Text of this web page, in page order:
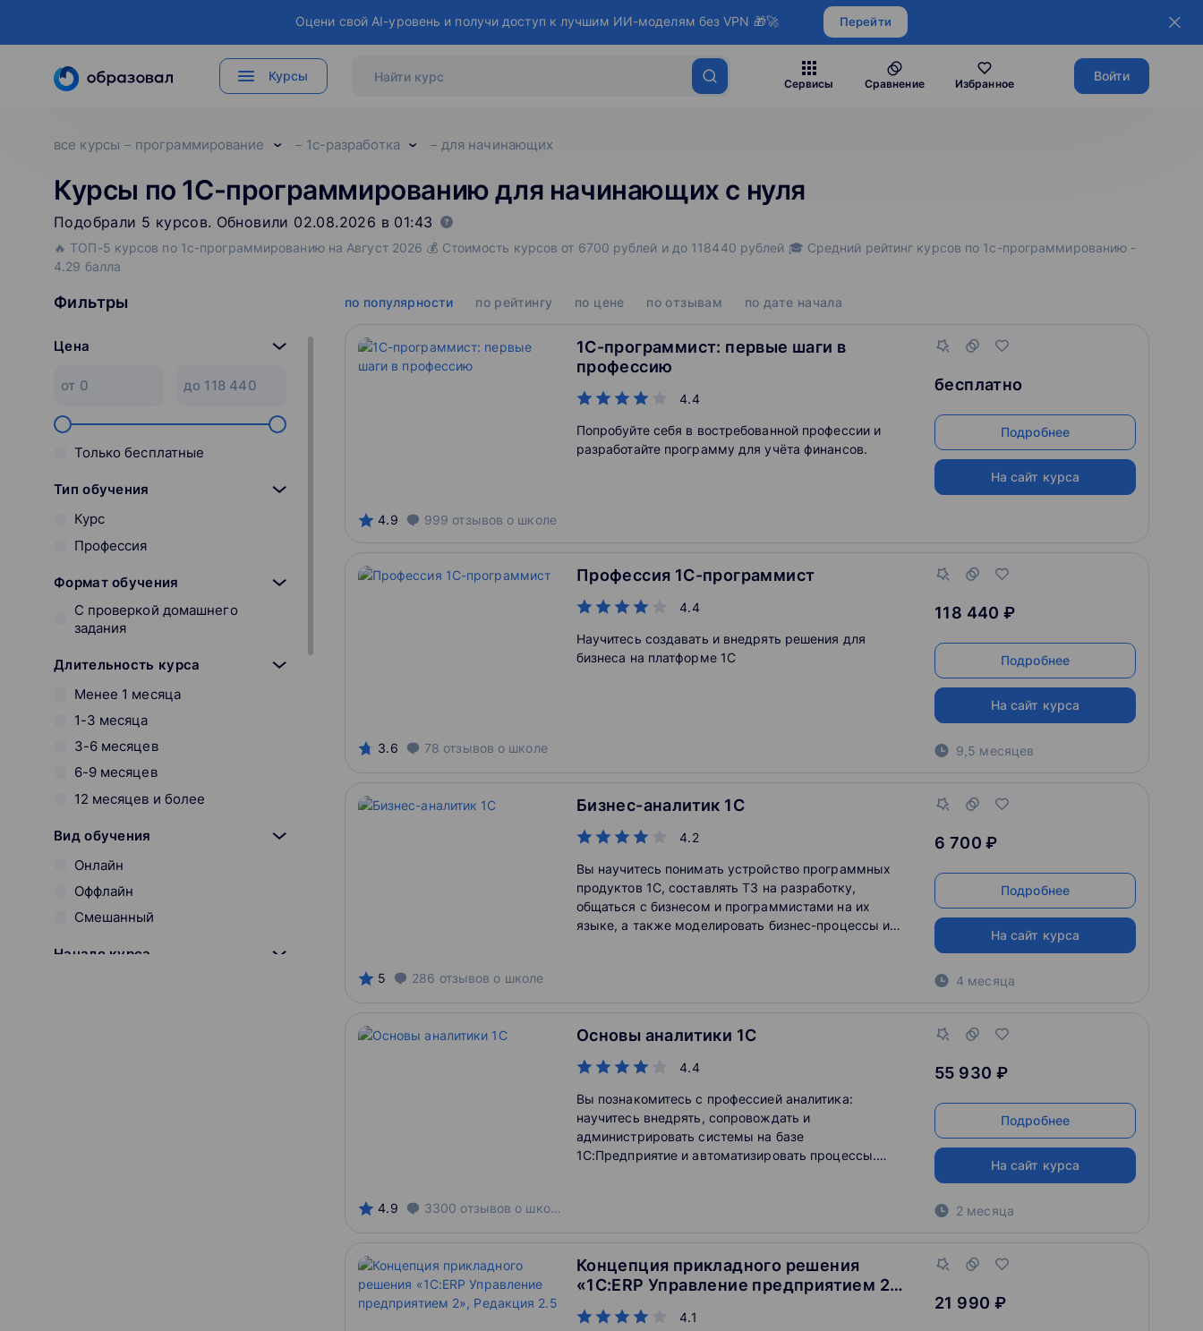
Оцени свой AI-уровень и получи доступ к лучшим ИИ-моделям без VPN 🎁🚀 Перейти
Курсы
Сервисы Сравнение Избранное
Войти
все курсы программирование 1c-разработка для начинающих
Курсы по 1С-программированию для начинающих с нуля
Подобрали 5 курсов. Обновили 02.08.2026 в 01:43
🔥 ТОП-5 курсов по 1с-программированию на Август 2026 💰 Стоимость курсов от 6700 рублей и до 118440 рублей 🎓 Средний рейтинг курсов по 1с-программированию -
4.29 балла
Фильтры
Цена
Только бесплатные
Тип обучения
Курс
Профессия
Формат обучения
С проверкой домашнего
задания
Длительность курса
Менее 1 месяца
1-3 месяца
3-6 месяцев
6-9 месяцев
12 месяцев и более
Вид обучения
Онлайн
Оффлайн
Смешанный
Начало курса
по популярности по рейтингу по цене по отзывам по дате начала
4.9 999 отзывов о школе
1С-программист: первые шаги в
профессию
4.4
Попробуйте себя в востребованной профессии и
разработайте программу для учёта финансов.
бесплатно
Подробнее
На сайт курса
3.6 78 отзывов о школе
Профессия 1С-программист
4.4
Научитесь создавать и внедрять решения для
бизнеса на платформе 1С
118 440 ₽
Подробнее
На сайт курса
9,5 месяцев
5 286 отзывов о школе
Бизнес-аналитик 1С
4.2
Вы научитесь понимать устройство программных
продуктов 1С, составлять ТЗ на разработку,
общаться с бизнесом и программистами на их
языке, а также моделировать бизнес-процессы и
6 700 ₽
Подробнее
На сайт курса
4 месяца
4.9 3300 отзывов о школе
Основы аналитики 1C
4.4
Вы познакомитесь с профессией аналитика:
научитесь внедрять, сопровождать и
администрировать системы на базе
1С:Предприятие и автоматизировать процессы.
55 930 ₽
Подробнее
На сайт курса
2 месяца
Концепция прикладного решения
«1С:ERP Управление предприятием 2»,
4.1
21 990 ₽